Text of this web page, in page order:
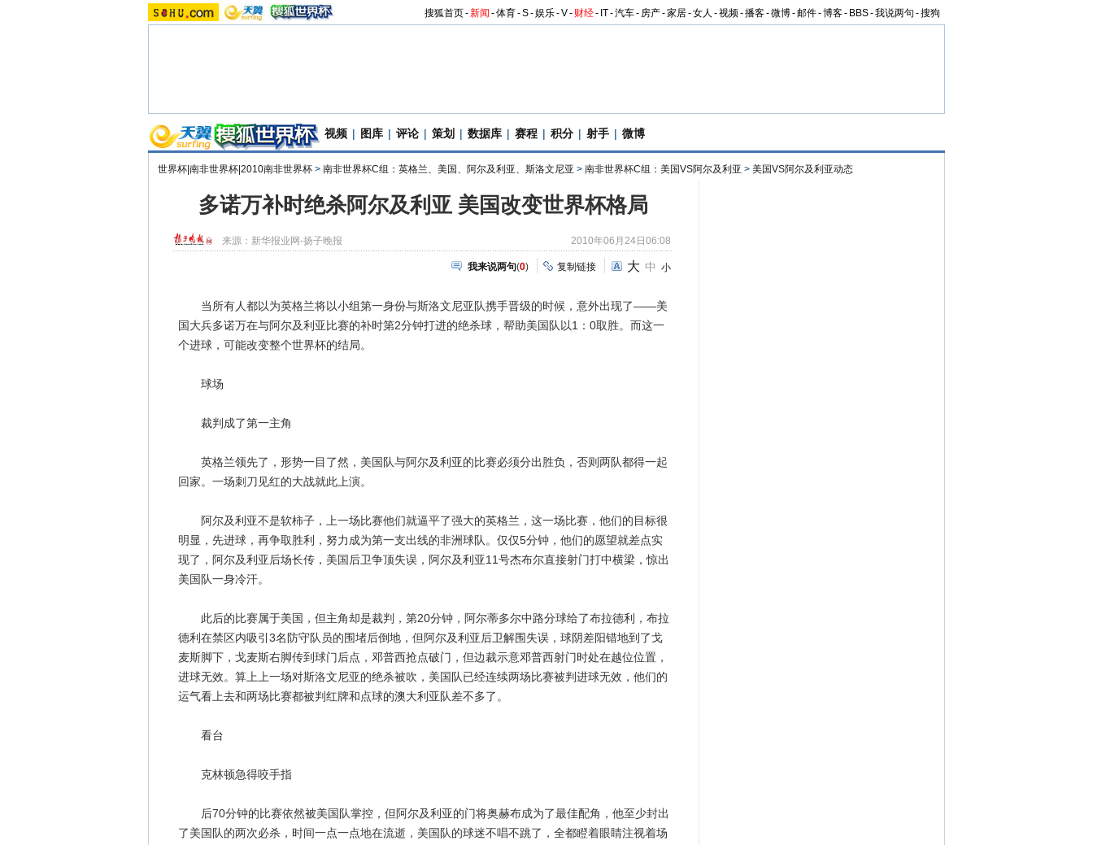
搜狐首页-新闻 -体育-S-娱乐-V- 财经- IT-汽车- 房产-家居-女人 -视频-播客-微博-邮件-博客- BBS-我说两句 -搜狗
视频 | 图库 | 评论 | 策划 | 数据库 | 赛程 | 积分 | 射手 | 微博
世界杯|南非世界杯|2010南非世界杯 > 南非世界杯C组：英格兰、美国、阿尔及利亚、斯洛文尼亚 > 南非世界杯C组：美国VS阿尔及利亚 > 美国VS阿尔及利亚动态
多诺万补时绝杀阿尔及利亚 美国改变世界杯格局
来源： 新华报业网-扬子晚报 2010年06月24日06:08
我来说两句(0) 复制链接 大 中 小
当所有人都以为英格兰将以小组第一身份与斯洛文尼亚队携手晋级的时候，意外出现了——美
国大兵多诺万在与阿尔及利亚比赛的补时第2分钟打进的绝杀球，帮助美国队以1：0取胜。而这一
个进球，可能改变整个世界杯的结局。
球场
裁判成了第一主角
英格兰领先了，形势一目了然，美国队与阿尔及利亚的比赛必须分出胜负，否则两队都得一起
回家。一场刺刀见红的大战就此上演。
阿尔及利亚不是软柿子，上一场比赛他们就逼平了强大的英格兰，这一场比赛，他们的目标很
明显，先进球，再争取胜利，努力成为第一支出线的非洲球队。仅仅5分钟，他们的愿望就差点实
现了，阿尔及利亚后场长传，美国后卫争顶失误，阿尔及利亚11号杰布尔直接射门打中横梁，惊出
美国队一身冷汗。
此后的比赛属于美国，但主角却是裁判，第20分钟，阿尔蒂多尔中路分球给了布拉德利，布拉
德利在禁区内吸引3名防守队员的围堵后倒地，但阿尔及利亚后卫解围失误，球阴差阳错地到了戈
麦斯脚下，戈麦斯右脚传到球门后点，邓普西抢点破门，但边裁示意邓普西射门时处在越位位置，
进球无效。算上上一场对斯洛文尼亚的绝杀被吹，美国队已经连续两场比赛被判进球无效，他们的
运气看上去和两场比赛都被判红牌和点球的澳大利亚队差不多了。
看台
克林顿急得咬手指
后70分钟的比赛依然被美国队掌控，但阿尔及利亚的门将奥赫布成为了最佳配角，他至少封出
了美国队的两次必杀，时间一点一点地在流逝，美国队的球迷不唱不跳了，全都瞪着眼睛注视着场